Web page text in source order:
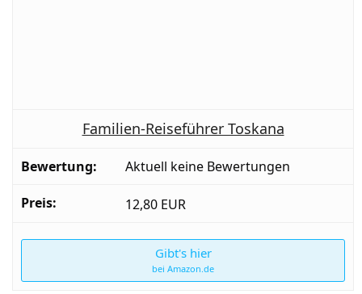
Familien-Reiseführer Toskana
Aktuell keine Bewertungen
12,80 EUR
Gibt's hier
bei Amazon.de